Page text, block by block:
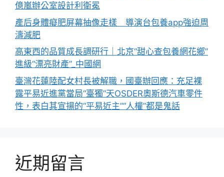
億嵐辦公室設計利衛冕
產后身體癡肥屏幕抽像走樣 導演台包養app強迫周
濤減肥
高東西的品質成長調研行｜北京“甜心查包養網花鄉”
進級“漂亮財產”_中國網
臺灣花蓮陸配女村長被解職，國臺辦回應：充足裸
露平易近進黨當局“臺獨”天OSDER奧斯德汽車零件
性，表白其宣揚的“平易近主”“人權”都是鬼話
近期留言